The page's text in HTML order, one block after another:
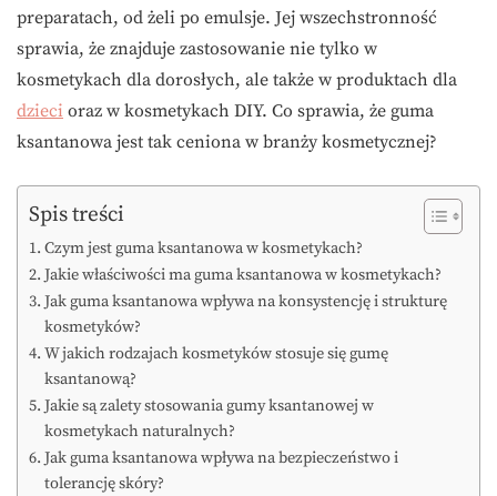
preparatach, od żeli po emulsje. Jej wszechstronność
sprawia, że znajduje zastosowanie nie tylko w
kosmetykach dla dorosłych, ale także w produktach dla
dzieci oraz w kosmetykach DIY. Co sprawia, że guma
ksantanowa jest tak ceniona w branży kosmetycznej?
Spis treści
Czym jest guma ksantanowa w kosmetykach?
Jakie właściwości ma guma ksantanowa w kosmetykach?
Jak guma ksantanowa wpływa na konsystencję i strukturę
kosmetyków?
W jakich rodzajach kosmetyków stosuje się gumę
ksantanową?
Jakie są zalety stosowania gumy ksantanowej w
kosmetykach naturalnych?
Jak guma ksantanowa wpływa na bezpieczeństwo i
tolerancję skóry?